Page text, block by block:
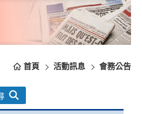
首頁 活動訊息 會務公告